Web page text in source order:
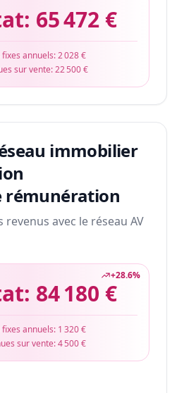
65 472 €
fixes annuels:2 028 €
sur vente:22 500 €
immobilier
rémunération
avec le réseau AV
+28.6%
84 180 €
fixes annuels: 1 320 €
sur vente:4 500 €